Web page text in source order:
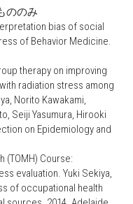
ののみ
bias of social
of Behavior Medicine.
therapy on improving
radiation stress among
Norito Kawakami,
Seiji Yasumura, Hirooki
on Epidemiology and
(TOMH) Course:
evaluation. Yuki Sekiya,
of occupational health